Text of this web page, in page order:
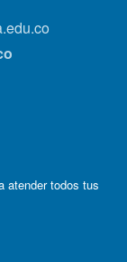
atender todos tus